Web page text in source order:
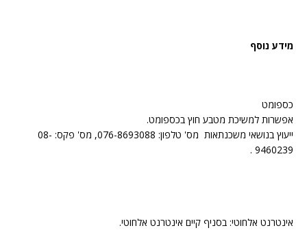
מידע נוסף
כספומט
אפשרות למשיכת מטבע חוץ בכספומט.
ייעוץ בנושאי משכנתאות מס' טלפון: 076-8693088, מס' פקס: 08-
9460239 .
אינטרנט אלחוטי: בסניף קיים אינטרנט אלחוטי.